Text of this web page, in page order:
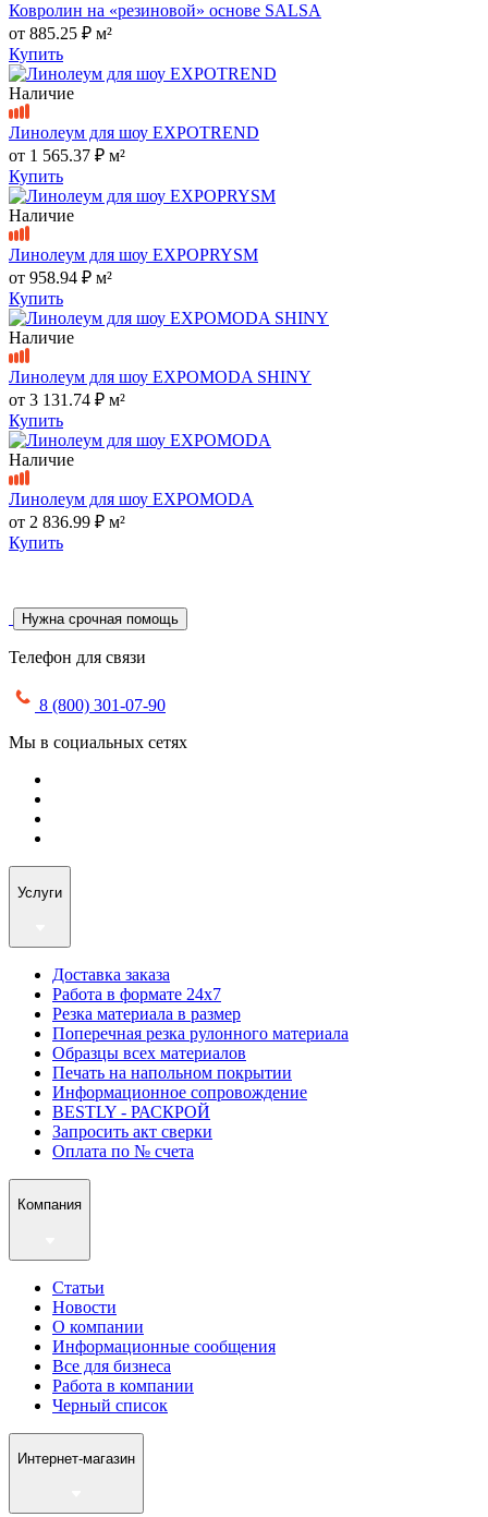
Ковролин на «резиновой» основе SALSA
от 885.25 ₽ м²
Купить
Наличие
Линолеум для шоу EXPOTREND
от 1 565.37 ₽ м²
Купить
Наличие
Линолеум для шоу EXPOPRYSM
от 958.94 ₽ м²
Купить
Наличие
Линолеум для шоу EXPOMODA SHINY
от 3 131.74 ₽ м²
Купить
Наличие
Линолеум для шоу EXPOMODA
от 2 836.99 ₽ м²
Купить
Нужна срочная помощь
Телефон для связи
8 (800) 301-07-90
Мы в социальных сетях
Услуги
Доставка заказа
Работа в формате 24х7
Резка материала в размер
Поперечная резка рулонного материала
Образцы всех материалов
Печать на напольном покрытии
Информационное сопровождение
BESTLY - РАСКРОЙ
Запросить акт сверки
Оплата по № счета
Компания
Статьи
Новости
О компании
Информационные сообщения
Все для бизнеса
Работа в компании
Черный список
Интернет-магазин